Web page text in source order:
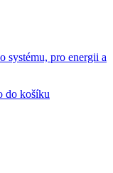
systému, pro energii a
do košíku